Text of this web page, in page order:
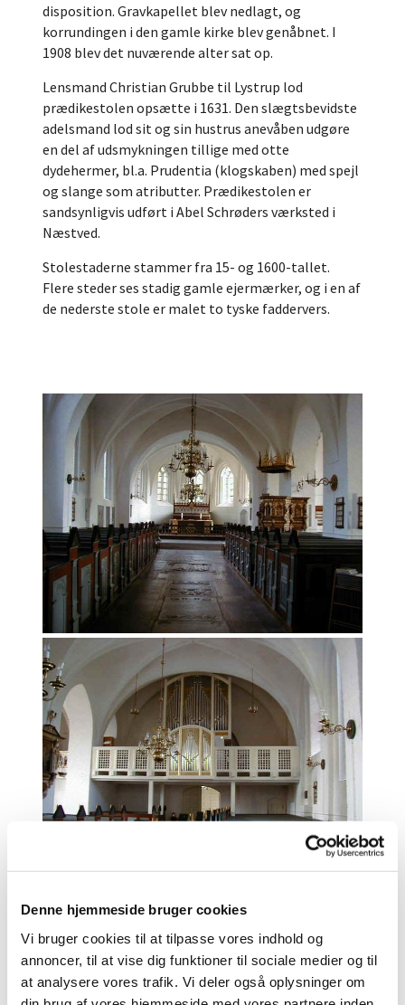
Denne hjemmeside bruger cookies
Vi bruger cookies til at tilpasse vores indhold og
annoncer, til at vise dig funktioner til sociale medier og til
at analysere vores trafik. Vi deler også oplysninger om
disposition. Gravkapellet blev nedlagt, og
korrundingen i den gamle kirke blev genåbnet. I
1908 blev det nuværende alter sat op.
Lensmand Christian Grubbe til Lystrup lod
prædikestolen opsætte i 1631. Den slægtsbevidste
adelsmand lod sit og sin hustrus anevåben udgøre
en del af udsmykningen tillige med otte
dydehermer, bl.a. Prudentia (klogskaben) med spejl
og slange som atributter. Prædikestolen er
sandsynligvis udført i Abel Schrøders værksted i
Næstved.
Stolestaderne stammer fra 15- og 1600-tallet.
Flere steder ses stadig gamle ejermærker, og i en af
de nederste stole er malet to tyske faddervers.